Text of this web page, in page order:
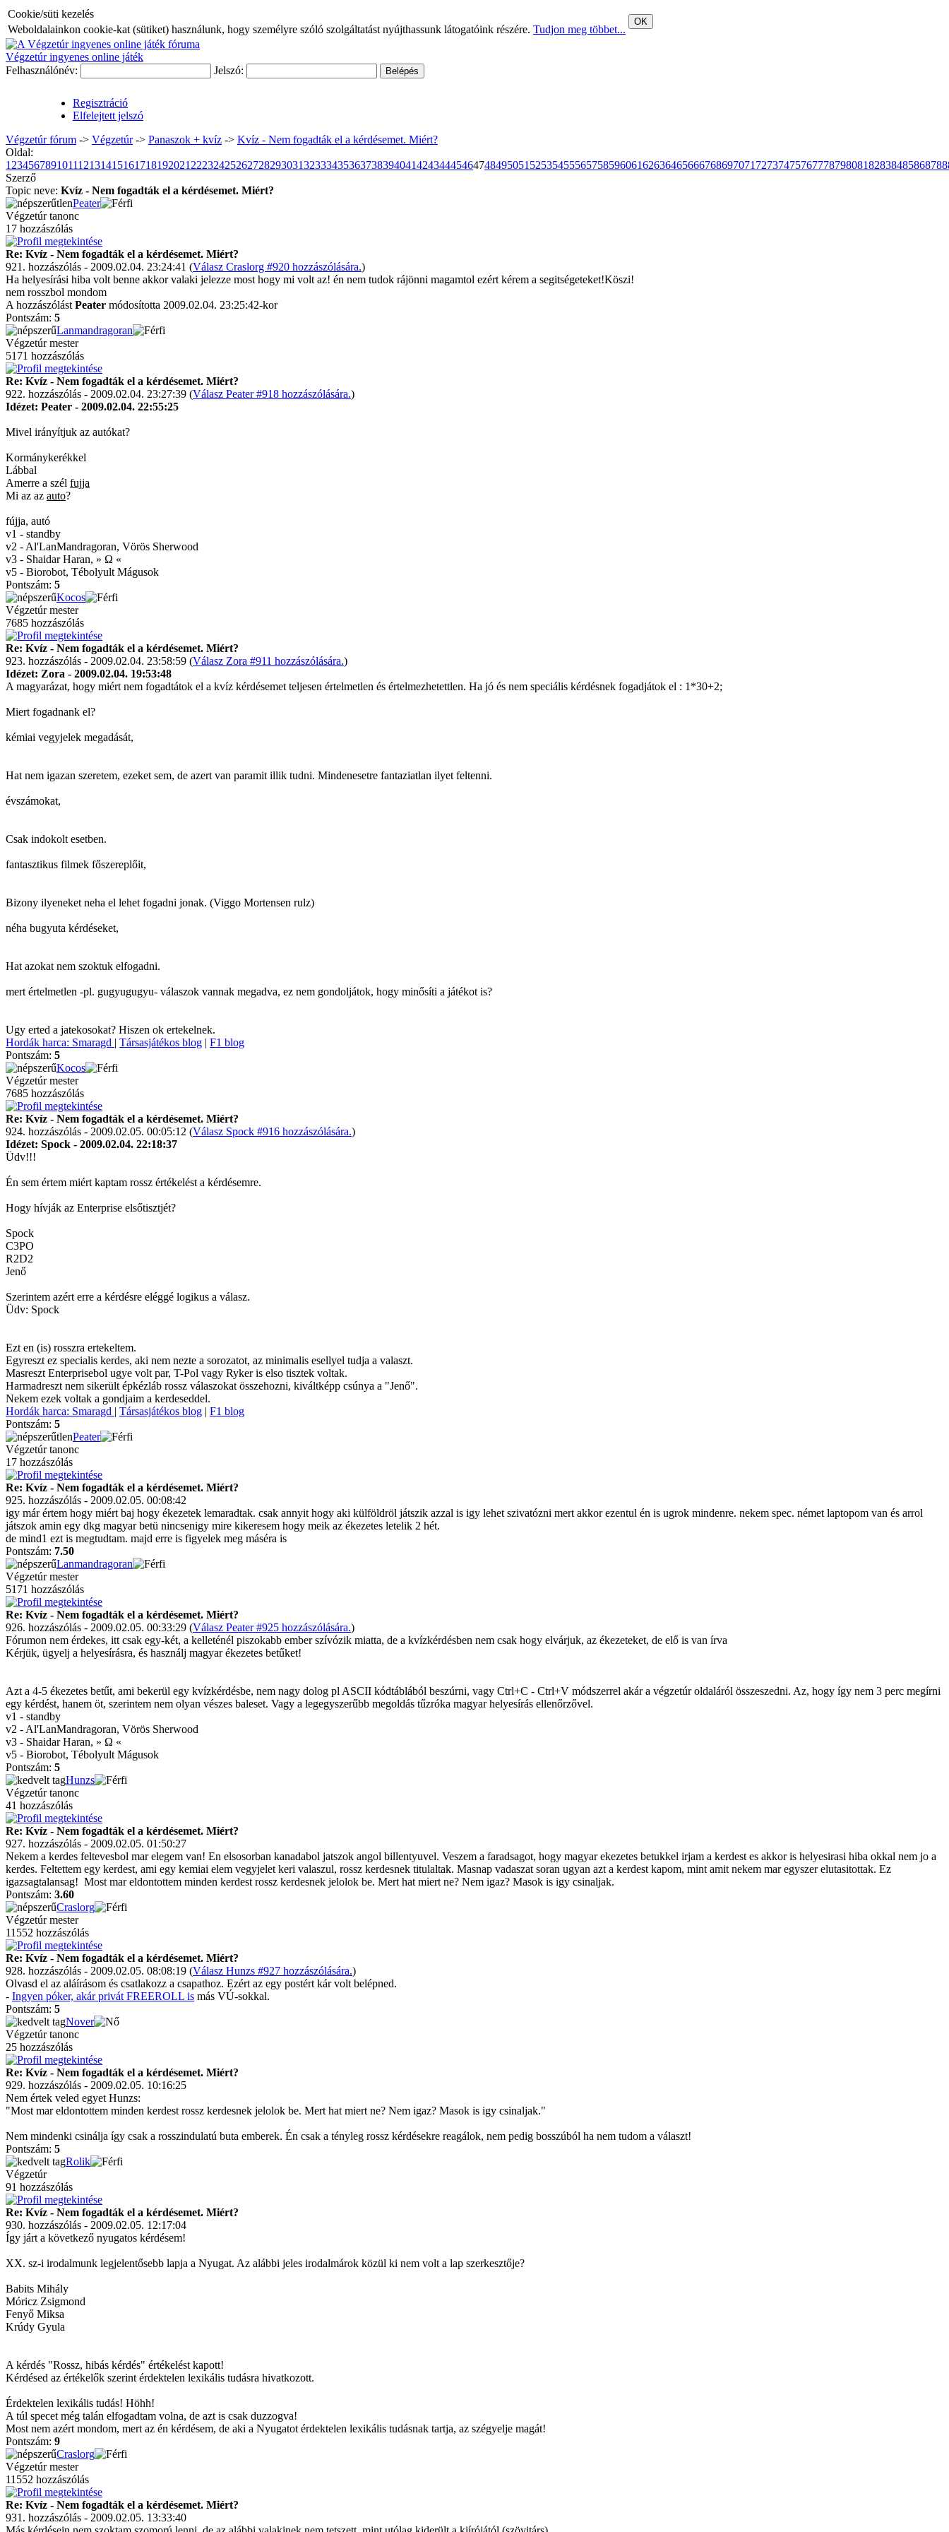
Cookie/süti kezelés
OK
Weboldalainkon cookie-kat (sütiket) használunk, hogy személyre szóló szolgáltatást nyújthassunk látogatóink részére. Tudjon meg többet...
Végzetúr ingyenes online játék
Felhasználónév:
Jelszó:
Regisztráció
Elfelejtett jelszó
Végzetúr fórum -> Végzetúr-> Panaszok + kvíz -> Kvíz - Nem fogadták el a kérdésemet. Miért?
Oldal:
1 23456789101112131415161718192021 222324252627282930313233343536373839404142434445464748495051 5253545556575859606162636465666768697071 7273747576777879808182838485868788
Szerző
Topic neve: Kvíz - Nem fogadták el a kérdésemet. Miért?
Peater
Végzetúr tanonc
17 hozzászólás
Re: Kvíz - Nem fogadták el a kérdésemet. Miért?
921. hozzászólás - 2009.02.04. 23:24:41 (Válasz Craslorg #920 hozzászólására.)
Ha helyesírási hiba volt benne akkor valaki jelezze most hogy mi volt az! én nem tudok rájönni magamtol ezért kérem a segitségeteket!Köszi!
nem rosszbol mondom
A hozzászólást Peater módosította 2009.02.04. 23:25:42-kor
Pontszám: 5
Lanmandragoran
Végzetúr mester
5171 hozzászólás
Re: Kvíz - Nem fogadták el a kérdésemet. Miért?
922. hozzászólás - 2009.02.04. 23:27:39 (Válasz Peater #918 hozzászólására.)
Idézet: Peater - 2009.02.04. 22:55:25
Mivel irányítjuk az autókat?
Kormánykerékkel
Lábbal
Amerre a szél fujja
Mi az az auto?
fújja, autó
v1 - standby
v2 - Al'LanMandragoran, Vörös Sherwood
v3 - Shaidar Haran, » Ω «
v5 - Biorobot, Tébolyult Mágusok
Pontszám: 5
Kocos
Végzetúr mester
7685 hozzászólás
Re: Kvíz - Nem fogadták el a kérdésemet. Miért?
923. hozzászólás - 2009.02.04. 23:58:59 (Válasz Zora #911 hozzászólására.)
Idézet: Zora - 2009.02.04. 19:53:48
A magyarázat, hogy miért nem fogadtátok el a kvíz kérdésemet teljesen értelmetlen és értelmezhetettlen. Ha jó és nem speciális kérdésnek fogadjátok el : 1*30+2;
Miert fogadnank el?
kémiai vegyjelek megadását,
Hat nem igazan szeretem, ezeket sem, de azert van paramit illik tudni. Mindenesetre fantaziatlan ilyet feltenni.
évszámokat,
Csak indokolt esetben.
fantasztikus filmek főszereplőit,
Bizony ilyeneket neha el lehet fogadni jonak. (Viggo Mortensen rulz)
néha bugyuta kérdéseket,
Hat azokat nem szoktuk elfogadni.
mert értelmetlen -pl. gugyugugyu- válaszok vannak megadva, ez nem gondoljátok, hogy minősíti a játékot is?
Ugy erted a jatekosokat? Hiszen ok ertekelnek.
Hordák harca: Smaragd | Társasjátékos blog | F1 blog
Pontszám: 5
Kocos
Végzetúr mester
7685 hozzászólás
Re: Kvíz - Nem fogadták el a kérdésemet. Miért?
924. hozzászólás - 2009.02.05. 00:05:12 (Válasz Spock #916 hozzászólására.)
Idézet: Spock - 2009.02.04. 22:18:37
Üdv!!!
Én sem értem miért kaptam rossz értékelést a kérdésemre.
Hogy hívják az Enterprise elsőtisztjét?
Spock
C3PO
R2D2
Jenő
Szerintem azért erre a kérdésre eléggé logikus a válasz.
Üdv: Spock
Ezt en (is) rosszra ertekeltem.
Egyreszt ez specialis kerdes, aki nem nezte a sorozatot, az minimalis esellyel tudja a valaszt.
Masreszt Enterprisebol ugye volt par, T-Pol vagy Ryker is elso tisztek voltak.
Harmadreszt nem sikerült épkézláb rossz válaszokat összehozni, kiváltképp csúnya a "Jenő".
Nekem ezek voltak a gondjaim a kerdeseddel.
Hordák harca: Smaragd | Társasjátékos blog | F1 blog
Pontszám: 5
Peater
Végzetúr tanonc
17 hozzászólás
Re: Kvíz - Nem fogadták el a kérdésemet. Miért?
925. hozzászólás - 2009.02.05. 00:08:42
igy már értem hogy miért baj hogy ékezetek lemaradtak. csak annyit hogy aki külföldröl játszik azzal is igy lehet szivatózni mert akkor ezentul én is ugrok mindenre. nekem spec. német laptopom van és arrol
játszok amin egy dkg magyar betü nincsenigy mire kikeresem hogy meik az ékezetes letelik 2 hét.
de mind1 ezt is megtudtam. majd erre is figyelek meg máséra is
Pontszám: 7.50
Lanmandragoran
Végzetúr mester
5171 hozzászólás
Re: Kvíz - Nem fogadták el a kérdésemet. Miért?
926. hozzászólás - 2009.02.05. 00:33:29 (Válasz Peater #925 hozzászólására.)
Fórumon nem érdekes, itt csak egy-két, a kelleténél piszokabb ember szívózik miatta, de a kvízkérdésben nem csak hogy elvárjuk, az ékezeteket, de elő is van írva
Kérjük, ügyelj a helyesírásra, és használj magyar ékezetes betűket!
Azt a 4-5 ékezetes betűt, ami bekerül egy kvízkérdésbe, nem nagy dolog pl ASCII kódtáblából beszúrni, vagy Ctrl+C - Ctrl+V módszerrel akár a végzetúr oldaláról összeszedni. Az, hogy így nem 3 perc megírni
egy kérdést, hanem öt, szerintem nem olyan vészes baleset. Vagy a legegyszerűbb megoldás tűzróka magyar helyesírás ellenőrzővel.
v1 - standby
v2 - Al'LanMandragoran, Vörös Sherwood
v3 - Shaidar Haran, » Ω «
v5 - Biorobot, Tébolyult Mágusok
Pontszám: 5
Hunzs
Végzetúr tanonc
41 hozzászólás
Re: Kvíz - Nem fogadták el a kérdésemet. Miért?
927. hozzászólás - 2009.02.05. 01:50:27
Nekem a kerdes feltevesbol mar elegem van! En elsosorban kanadabol jatszok angol billentyuvel. Veszem a faradsagot, hogy magyar ekezetes betukkel irjam a kerdest es akkor is helyesirasi hiba okkal nem jo a
kerdes. Feltettem egy kerdest, ami egy kemiai elem vegyjelet keri valaszul, rossz kerdesnek titulaltak. Masnap vadaszat soran ugyan azt a kerdest kapom, mint amit nekem mar egyszer elutasitottak. Ez
igazsagtalansag! Most mar eldontottem minden kerdest rossz kerdesnek jelolok be. Mert hat miert ne? Nem igaz? Masok is igy csinaljak.
Pontszám: 3.60
Craslorg
Végzetúr mester
11552 hozzászólás
Re: Kvíz - Nem fogadták el a kérdésemet. Miért?
928. hozzászólás - 2009.02.05. 08:08:19 (Válasz Hunzs #927 hozzászólására.)
Olvasd el az aláírásom és csatlakozz a csapathoz. Ezért az egy postért kár volt belépned.
- Ingyen póker, akár privát FREEROLL is más VÚ-sokkal.
Pontszám: 5
Nover
Végzetúr tanonc
25 hozzászólás
Re: Kvíz - Nem fogadták el a kérdésemet. Miért?
929. hozzászólás - 2009.02.05. 10:16:25
Nem értek veled egyet Hunzs:
"Most mar eldontottem minden kerdest rossz kerdesnek jelolok be. Mert hat miert ne? Nem igaz? Masok is igy csinaljak."
Nem mindenki csinálja így csak a rosszindulatú buta emberek. Én csak a tényleg rossz kérdésekre reagálok, nem pedig bosszúból ha nem tudom a választ!
Pontszám: 5
Rolik
Végzetúr
91 hozzászólás
Re: Kvíz - Nem fogadták el a kérdésemet. Miért?
930. hozzászólás - 2009.02.05. 12:17:04
Így járt a következő nyugatos kérdésem!
XX. sz-i irodalmunk legjelentősebb lapja a Nyugat. Az alábbi jeles irodalmárok közül ki nem volt a lap szerkesztője?
Babits Mihály
Móricz Zsigmond
Fenyő Miksa
Krúdy Gyula
A kérdés "Rossz, hibás kérdés" értékelést kapott!
Kérdésed az értékelők szerint érdektelen lexikális tudásra hivatkozott.
Érdektelen lexikális tudás! Höhh!
A túl specet még talán elfogadtam volna, de azt is csak duzzogva!
Most nem azért mondom, mert az én kérdésem, de aki a Nyugatot érdektelen lexikális tudásnak tartja, az szégyelje magát!
Pontszám: 9
Craslorg
Végzetúr mester
11552 hozzászólás
Re: Kvíz - Nem fogadták el a kérdésemet. Miért?
931. hozzászólás - 2009.02.05. 13:33:40